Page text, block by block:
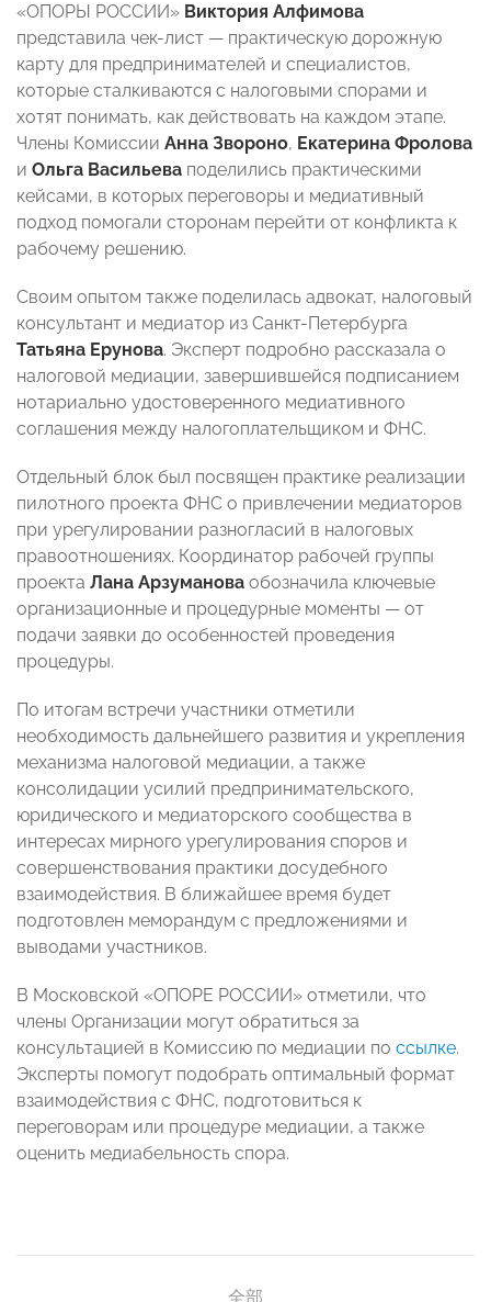
«ОПОРЫ РОССИИ» Виктория Алфимова
представила чек-лист — практическую дорожную
карту для предпринимателей и специалистов,
которые сталкиваются с налоговыми спорами и
хотят понимать, как действовать на каждом этапе.
Члены Комиссии Анна Звороно, Екатерина Фролова
и Ольга Васильева поделились практическими
кейсами, в которых переговоры и медиативный
подход помогали сторонам перейти от конфликта к
рабочему решению.
Своим опытом также поделилась адвокат, налоговый
консультант и медиатор из Санкт-Петербурга
Татьяна Ерунова. Эксперт подробно рассказала о
налоговой медиации, завершившейся подписанием
нотариально удостоверенного медиативного
соглашения между налогоплательщиком и ФНС.
Отдельный блок был посвящен практике реализации
пилотного проекта ФНС о привлечении медиаторов
при урегулировании разногласий в налоговых
правоотношениях. Координатор рабочей группы
проекта Лана Арзуманова обозначила ключевые
организационные и процедурные моменты — от
подачи заявки до особенностей проведения
процедуры.
По итогам встречи участники отметили
необходимость дальнейшего развития и укрепления
механизма налоговой медиации, а также
консолидации усилий предпринимательского,
юридического и медиаторского сообщества в
интересах мирного урегулирования споров и
совершенствования практики досудебного
взаимодействия. В ближайшее время будет
подготовлен меморандум с предложениями и
выводами участников.
В Московской «ОПОРЕ РОССИИ» отметили, что
члены Организации могут обратиться за
консультацией в Комиссию по медиации по ссылке.
Эксперты помогут подобрать оптимальный формат
взаимодействия с ФНС, подготовиться к
переговорам или процедуре медиации, а также
оценить медиабельность спора.
全部